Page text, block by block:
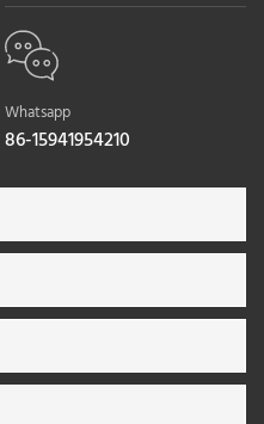
Whatsapp
86-15941954210